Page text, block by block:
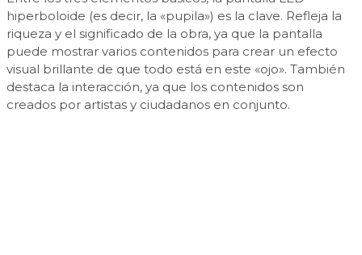
hiperboloide (es decir, la «pupila») es la clave. Refleja la
riqueza y el significado de la obra, ya que la pantalla
puede mostrar varios contenidos para crear un efecto
visual brillante de que todo está en este «ojo». También
destaca la interacción, ya que los contenidos son
creados por artistas y ciudadanos en conjunto.